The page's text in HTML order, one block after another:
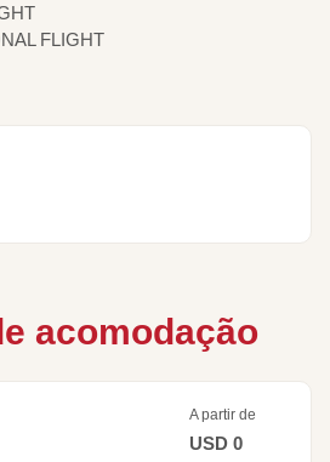
FLIGHT
acomodação
A partir de
USD 0